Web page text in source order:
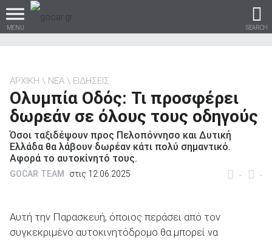
MENU SEARCH
Βρες τα πάντα για το
αυτοκίνητο!
ΑΡΧΙΚΗ ΝΕΑ ΕΙΔΗΣΕΙΣ
Ολυμπία Οδός: Τι προσφέρει
δωρεάν σε όλους τους οδηγούς
Όσοι ταξιδέψουν προς Πελοπόννησο και Δυτική
Ελλάδα θα λάβουν δωρέαν κάτι πολύ σημαντικό.
Αφορά το αυτοκίνητό τους.
- -
GOCAR TEAM στις 12.06.2025
Αυτή την Παρασκευή, όποιος περάσει από τον
συγκεκριμένο αυτοκινητόδρομο θα μπορεί να